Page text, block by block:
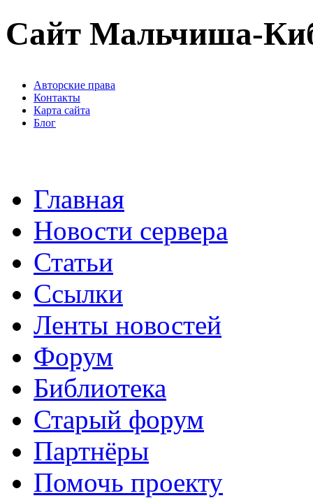
Сайт Мальчиша-
Авторские права
Контакты
Карта сайта
Блог
Главная
Новости сервера
Статьи
Ссылки
Ленты новостей
Форум
Библиотека
Старый форум
Партнёры
Помочь проекту